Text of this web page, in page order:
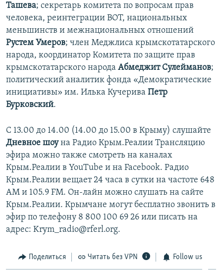
Ташева; секретарь комитета по вопросам прав
человека, реинтеграции ВОТ, национальных
меньшинств и межнациональных отношений
Рустем Умеров; член Меджлиса крымскотатарского
народа, координатор Комитета по защите прав
крымскотатарского народа Абмеджит Сулейманов;
политический аналитик фонда «Демократические
инициативы» им. Илька Кучерива Петр
Бурковский.
С 13.00 до 14.00 (14.00 до 15.00 в Крыму) слушайте
Дневное шоуна Радио Крым.Реалии Трансляцию
эфира можно также смотреть на каналах
Крым.Реалии в YouTube и на Facebook. Радио
Крым.Реалии вещает 24 часа в сутки на частоте 648
АМ и 105.9 FМ. Он-лайн можно слушать на сайте
Крым.Реалии. Крымчане могут бесплатно звонить в
эфир по телефону 8 800 100 69 26 или писать на
адрес: Krym_radio@rferl.org.
Поделиться Читать без VPN Follow us